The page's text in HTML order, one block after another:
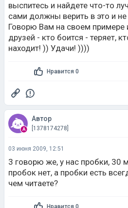
выспитесь и найдете что-то
сами должны верить в это и
Говорю Вам на своем примере
друзей - кто боится - теряет,
находит! )) Удачи! ))))
Нравится 0
Автор
[1378174278]
03 июня 2009, 12:51
3 говорю же, у нас пробки, 30
пробок нет, а пробки есть
чем читаете?
Нравится 0